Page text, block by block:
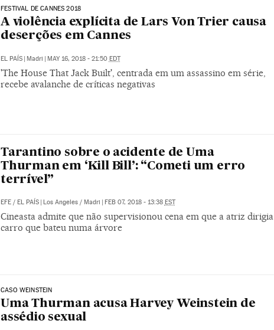
FESTIVAL DE CANNES 2018
A violência explícita de Lars Von Trier causa
deserções em Cannes
EL PAÍS Madri MAY 16, 2018 - 21:50 EDT
'The House That Jack Built', centrada em um assassino em série,
recebe avalanche de críticas negativas
Tarantino sobre o acidente de Uma
Thurman em ‘Kill Bill’: “Cometi um erro
terrível”
EFE/ EL PAÍS Los Angeles / Madri FEB 07, 2018 - 13:38 EST
Cineasta admite que não supervisionou cena em que a atriz dirigia
carro que bateu numa árvore
CASO WEINSTEIN
Uma Thurman acusa Harvey Weinstein de
assédio sexual